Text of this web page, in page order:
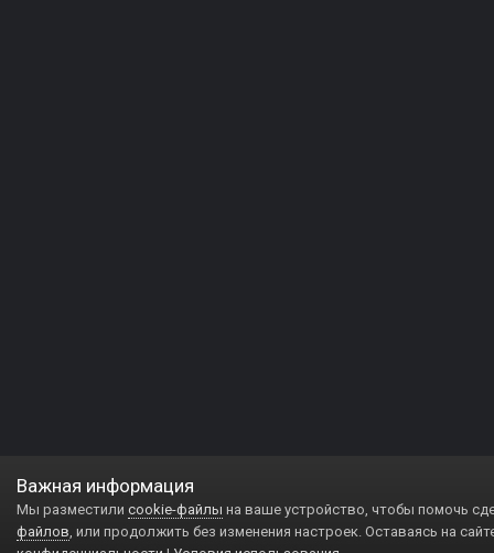
Важная информация
Мы разместили cookie-файлы на ваше устройство, чтобы помочь
файлов, или продолжить без изменения настроек. Оставаясь на